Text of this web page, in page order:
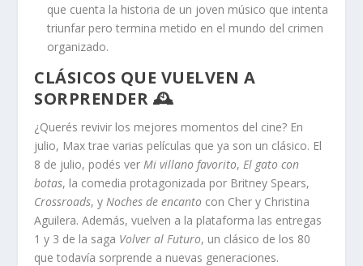
que cuenta la historia de un joven músico que intenta
triunfar pero termina metido en el mundo del crimen
organizado.
CLÁSICOS QUE VUELVEN A
SORPRENDER 🕰️
¿Querés revivir los mejores momentos del cine? En
julio, Max trae varias películas que ya son un clásico. El
8 de julio, podés ver Mi villano favorito, El gato con
botas, la comedia protagonizada por Britney Spears,
Crossroads, y Noches de encanto con Cher y Christina
Aguilera. Además, vuelven a la plataforma las entregas
1 y 3 de la saga Volver al Futuro, un clásico de los 80
que todavía sorprende a nuevas generaciones.